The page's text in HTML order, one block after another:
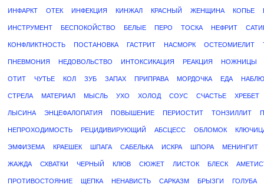
ИНФАРКТ ОТЕК ИНФЕКЦИЯ КИНЖАЛ КРАСНЫЙ ЖЕНЩИНА КОПЬЕ
ИНСТРУМЕНТ БЕСПОКОЙСТВО БЕЛЫЕ ПЕРО ТОСКА НЕФРИТ
КОНФЛИКТНОСТЬ ПОСТАНОВКА ГАСТРИТ НАСМОРК ОСТЕОМИЕЛИТ
ПНЕВМОНИЯ НЕДОВОЛЬСТВО ИНТОКСИКАЦИЯ РЕАКЦИЯ НОЖНИЦЫ
ОТИТ ЧУТЬЕ КОЛ ЗУБ ЗАПАХ ПРИПРАВА МОРДОЧКА ЕДА
СТРЕЛА МАТЕРИАЛ МЫСЛЬ УХО ХОЛОД СОУС СЧАСТЬЕ ХРЕБЕТ
ЛЫСИНА ЭНЦЕФАЛОПАТИЯ ПОВЫШЕНИЕ ПЕРИОСТИТ ТОНЗИЛЛИТ
НЕПРОХОДИМОСТЬ РЕЦИДИВИРУЮЩИЙ АБСЦЕСС ОБЛОМОК
ЭМФИЗЕМА КРАЕШЕК ШПАГА САБЕЛЬКА ИСКРА ШПОРА МЕНИНГИТ
ЖАЖДА СХВАТКИ ЧЕРНЫЙ КЛЮВ СЮЖЕТ ЛИСТОК БЛЕСК
ПРОТИВОСТОЯНИЕ ЩЕПКА НЕНАВИСТЬ САРКАЗМ БРЫЗГИ ГОЛУБА